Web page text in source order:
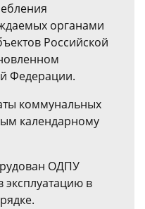
органами
Российской
Федерации.
коммунальных
календарному
ОДПУ
в